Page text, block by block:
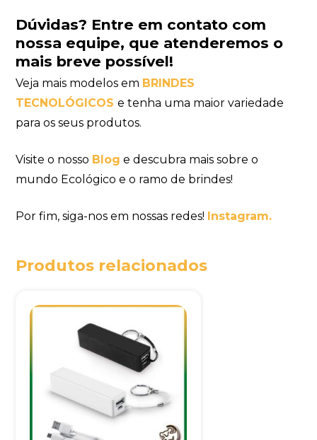
Dúvidas? Entre em contato com
nossa equipe, que atenderemos o
mais breve possível!
Veja mais modelos em BRINDES
TECNOLÓGICOS e tenha uma maior variedade
para os seus produtos.
Visite o nosso Blog e descubra mais sobre o
mundo Ecológico e o ramo de brindes!
Por fim, siga-nos em nossas redes! Instagram.
Produtos relacionados